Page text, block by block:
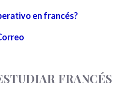
en francés?
FRANCÉS